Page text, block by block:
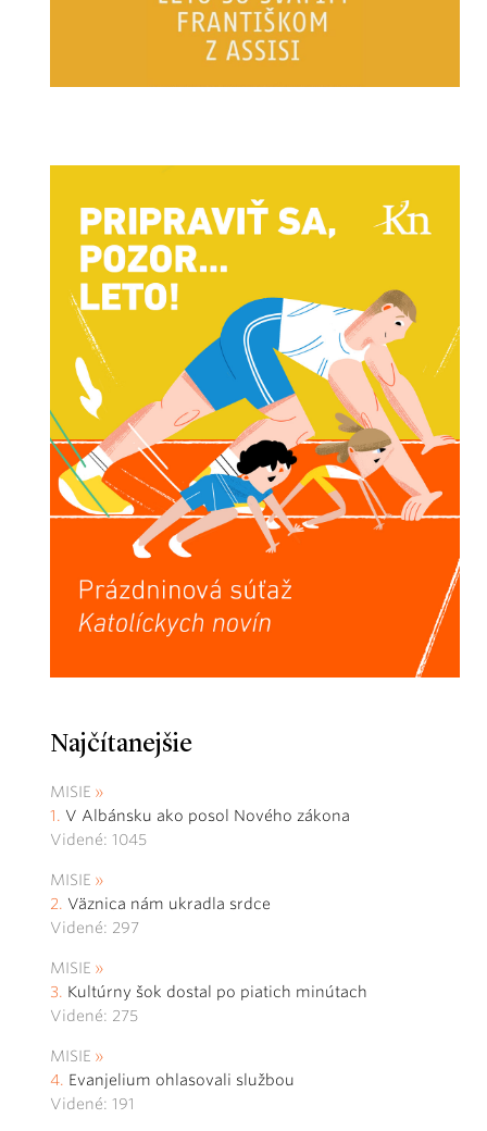
Najčítanejšie
MISIE
V Albánsku ako posol Nového zákona
Videné: 1045
MISIE
Väznica nám ukradla srdce
Videné: 297
MISIE
Kultúrny šok dostal po piatich minútach
Videné: 275
MISIE
Evanjelium ohlasovali službou
Videné: 191